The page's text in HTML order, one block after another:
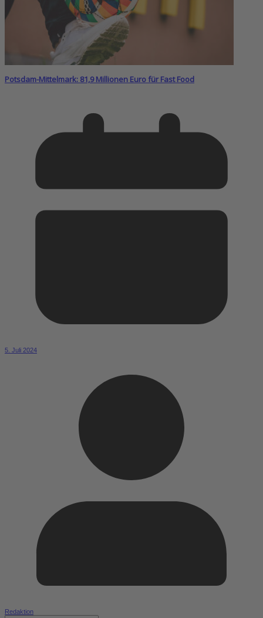
Potsdam-Mittelmark: 81,9 Millionen Euro für Fast Food
5. Juli 2024
Redaktion